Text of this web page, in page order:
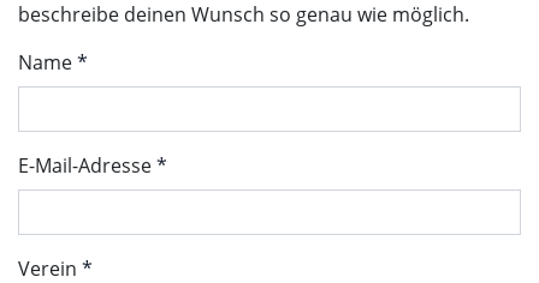
beschreibe deinen Wunsch so genau wie möglich.
Name
E-Mail-Adresse
Verein